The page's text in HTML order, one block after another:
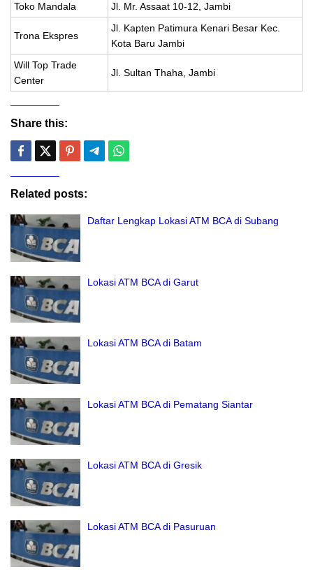
Toko Mandala Jl. Mr. Assaat 10-12, Jambi
Trona Ekspres
Jl. Kapten Patimura Kenari Besar Kec.
Kota Baru Jambi
Will Top Trade
Center
Jl. Sultan Thaha, Jambi
Share this:
Related posts:
Daftar Lengkap Lokasi ATM BCA di Subang
Lokasi ATM BCA di Garut
Lokasi ATM BCA di Batam
Lokasi ATM BCA di Pematang Siantar
Lokasi ATM BCA di Gresik
Lokasi ATM BCA di Pasuruan